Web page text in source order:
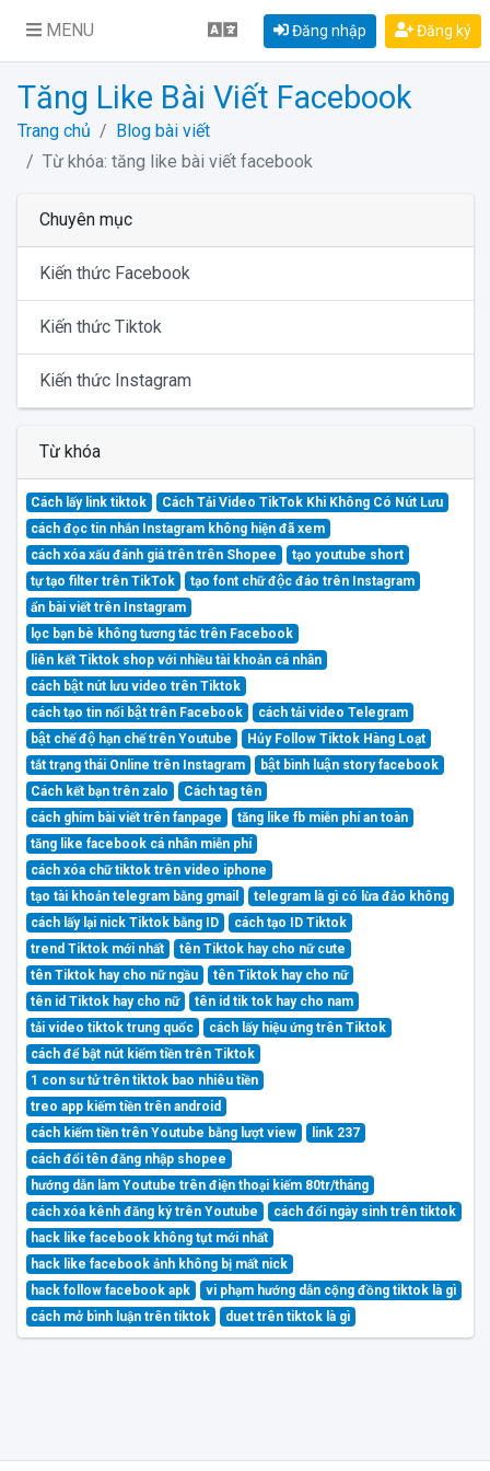
MENU Đăng nhập Đăng ký
Tăng Like Bài Viết Facebook
Trang chủ
Blog bài viết
Từ khóa: tăng like bài viết facebook
Chuyên mục
Kiến thức Facebook
Kiến thức Tiktok
Kiến thức Instagram
Từ khóa
Cách lấy link tiktok
Cách Tải Video TikTok Khi Không Có Nút Lưu
cách đọc tin nhắn Instagram không hiện đã xem
cách xóa xấu đánh giá trên trên Shopee
tạo youtube short
tự tạo filter trên TikTok
tạo font chữ độc đáo trên Instagram
ẩn bài viết trên Instagram
lọc bạn bè không tương tác trên Facebook
liên kết Tiktok shop với nhiều tài khoản cá nhân
cách bật nút lưu video trên Tiktok
cách tạo tin nổi bật trên Facebook
cách tải video Telegram
bật chế độ hạn chế trên Youtube
Hủy Follow Tiktok Hàng Loạt
tắt trạng thái Online trên Instagram
bật bình luận story facebook
Cách kết bạn trên zalo
Cách tag tên
cách ghim bài viết trên fanpage
tăng like fb miễn phí an toàn
tăng like facebook cá nhân miễn phí
cách xóa chữ tiktok trên video iphone
tạo tài khoản telegram bằng gmail
telegram là gì có lừa đảo không
cách lấy lại nick Tiktok bằng ID
cách tạo ID Tiktok
trend Tiktok mới nhất
tên Tiktok hay cho nữ cute
tên Tiktok hay cho nữ ngầu
tên Tiktok hay cho nữ
tên id Tiktok hay cho nữ
tên id tik tok hay cho nam
tải video tiktok trung quốc
cách lấy hiệu ứng trên Tiktok
cách để bật nút kiếm tiền trên Tiktok
1 con sư tử trên tiktok bao nhiêu tiền
treo app kiếm tiền trên android
cách kiếm tiền trên Youtube bằng lượt view
link 237
cách đổi tên đăng nhập shopee
hướng dẫn làm Youtube trên điện thoại kiếm 80tr/tháng
cách xóa kênh đăng ký trên Youtube
cách đổi ngày sinh trên tiktok
hack like facebook không tụt mới nhất
hack like facebook ảnh không bị mất nick
hack follow facebook apk
vi phạm hướng dẫn cộng đồng tiktok là gì
cách mở bình luận trên tiktok
duet trên tiktok là gì